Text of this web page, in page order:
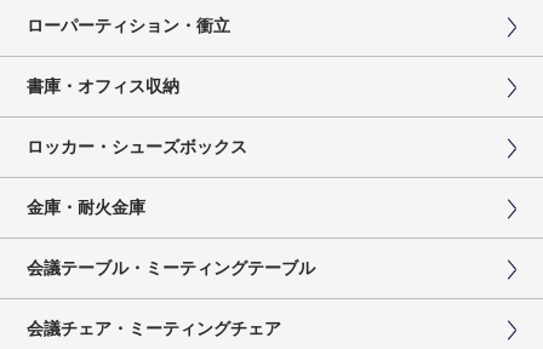
ローパーティション・衝立
書庫・オフィス収納
ロッカー・シューズボックス
金庫・耐火金庫
会議テーブル・ミーティングテーブル
会議チェア・ミーティングチェア